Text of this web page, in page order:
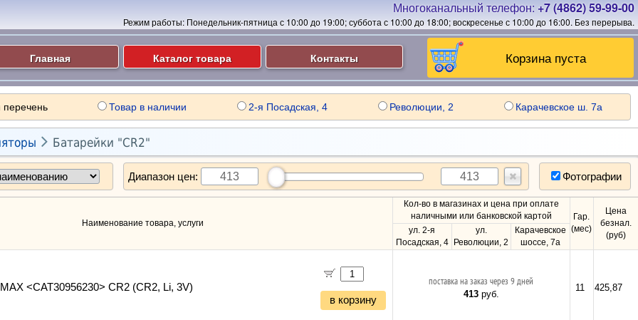
Многоканальный телефон: +7 (4862) 59-99-00
Режим работы: Понедельник-пятница с 10:00 до 19:00; суббота с 10:00 до 18:00; воскресенье с 10:00 до 16:00. Без перерыва.
Корзина пуста
Главная Каталог товара Контакты
Товар в наличии 2-я Посадская, 4 Революции, 2 Карачевское ш. 7а
 Батарейки "CR2"
Диапазон цен: Фотографии
Наименование товара, услуги
Кол-во в магазинах и цена при оплате
наличными или банковской картой
Гар.
(мес)
Цена
безнал.
(руб)
ул. 2-я
Посадская, 4
ул.
Революции, 2
Карачевское
шоссе, 7а
<CAT30956230> CR2 (CR2, Li, 3V)
в корзину
поставка на заказ через 9 дней
413руб.
11 425,87